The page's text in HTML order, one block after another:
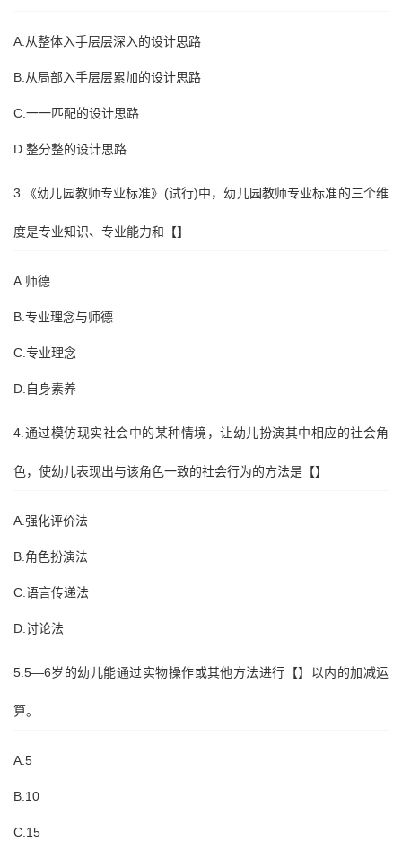
A.从整体入手层层深入的设计思路
B.从局部入手层层累加的设计思路
C.一一匹配的设计思路
D.整分整的设计思路
3.《幼儿园教师专业标准》(试行)中，幼儿园教师专业标准的三个维
度是专业知识、专业能力和【】
A.师德
B.专业理念与师德
C.专业理念
D.自身素养
4.通过模仿现实社会中的某种情境，让幼儿扮演其中相应的社会角
色，使幼儿表现出与该角色一致的社会行为的方法是【】
A.强化评价法
B.角色扮演法
C.语言传递法
D.讨论法
5.5—6岁的幼儿能通过实物操作或其他方法进行【】以内的加减运
算。
A.5
B.10
C.15